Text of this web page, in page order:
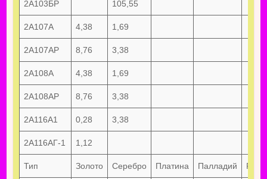
2А103БР 105,55
2А107А 4,38 1,69
2А107АР 8,76 3,38
2А108А 4,38 1,69
2А108АР 8,76 3,38
2А116А1 0,28 3,38
2А116АГ-1 1,12
Тип Золото Серебро Платина Палладий